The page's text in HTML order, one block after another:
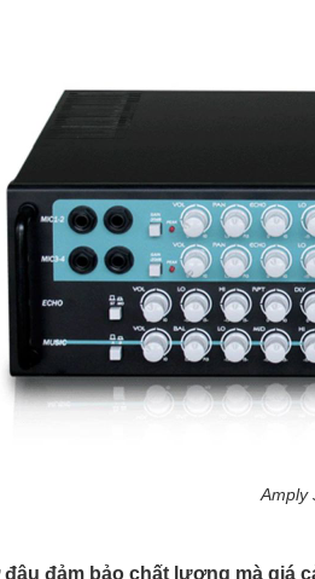
Amply
đâu đảm bảo chất lượng mà giá